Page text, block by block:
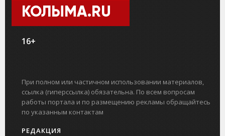
КОЛЫМА.RU
16+
При полном или частичном использовании материалов,
ссылка (гиперссылка) обязательна. По всем вопросам
работы портала и по размещению рекламы обращайтесь
по указанным контактам
РЕДАКЦИЯ